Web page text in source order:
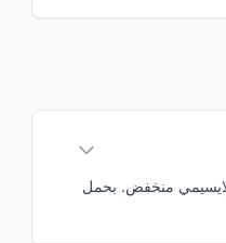
ذات المؤشر الجلايسيمي منخفض. بحمل